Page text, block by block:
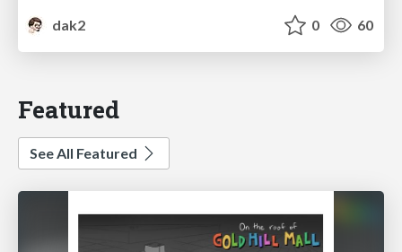
dak2
0 60
Featured
See All Featured